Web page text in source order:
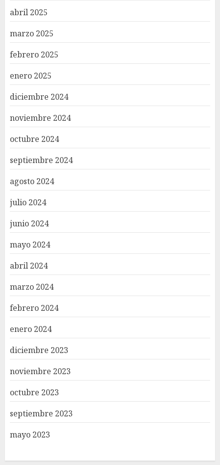
abril 2025
marzo 2025
febrero 2025
enero 2025
diciembre 2024
noviembre 2024
octubre 2024
septiembre 2024
agosto 2024
julio 2024
junio 2024
mayo 2024
abril 2024
marzo 2024
febrero 2024
enero 2024
diciembre 2023
noviembre 2023
octubre 2023
septiembre 2023
mayo 2023